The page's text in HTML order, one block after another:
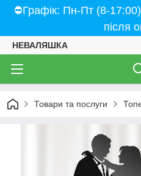
⛔Графік: Пн-Пт (8-
після
НЕВАЛЯШКА
Товари та послуги